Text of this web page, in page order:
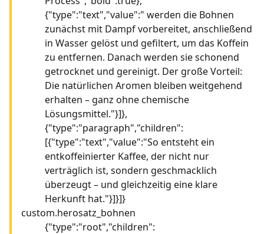
{"type":"text","value":" werden die Bohnen
zunächst mit Dampf vorbereitet, anschließend
in Wasser gelöst und gefiltert, um das Koffein
zu entfernen. Danach werden sie schonend
getrocknet und gereinigt. Der große Vorteil:
Die natürlichen Aromen bleiben weitgehend
erhalten – ganz ohne chemische
Lösungsmittel."}]},
{"type":"paragraph","children":
[{"type":"text","value":"So entsteht ein
entkoffeinierter Kaffee, der nicht nur
verträglich ist, sondern geschmacklich
überzeugt – und gleichzeitig eine klare
Herkunft hat."}]}]}
custom.herosatz_bohnen
{"type":"root","children":